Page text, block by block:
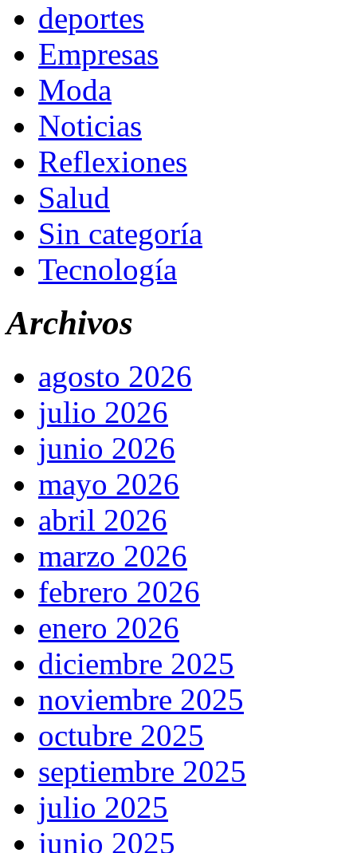
deportes
Empresas
Moda
Noticias
Reflexiones
Salud
Sin categoría
Tecnología
Archivos
agosto 2026
julio 2026
junio 2026
mayo 2026
abril 2026
marzo 2026
febrero 2026
enero 2026
diciembre 2025
noviembre 2025
octubre 2025
septiembre 2025
julio 2025
junio 2025